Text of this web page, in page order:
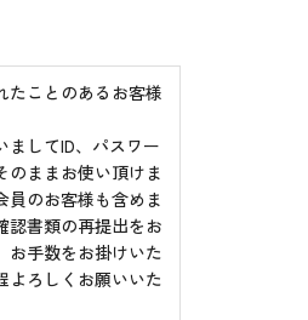
たことのあるお客様
ましてID、パスワー
のままお使い頂けま
員のお客様も含めま
認書類の再提出をお
お手数をお掛けいた
よろしくお願いいた